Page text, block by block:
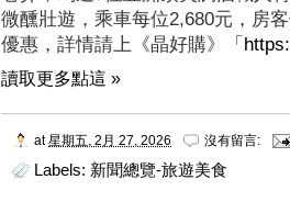
微醺壯遊，乘車每位2,680元，房
優惠，詳情請上《晶好購》「
讀取更多點這 »
at星期五, 2月 27, 2026 沒有留言:
Labels: 新聞總覽-旅遊美食